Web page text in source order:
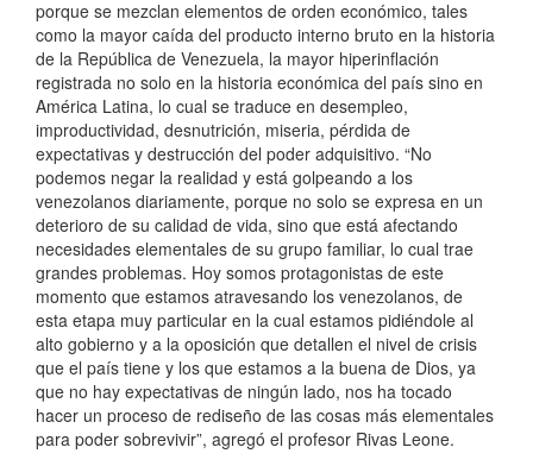
porque se mezclan elementos de orden económico, tales
como la mayor caída del producto interno bruto en la historia
de la República de Venezuela, la mayor hiperinflación
registrada no solo en la historia económica del país sino en
América Latina, lo cual se traduce en desempleo,
improductividad, desnutrición, miseria, pérdida de
expectativas y destrucción del poder adquisitivo. “No
podemos negar la realidad y está golpeando a los
venezolanos diariamente, porque no solo se expresa en un
deterioro de su calidad de vida, sino que está afectando
necesidades elementales de su grupo familiar, lo cual trae
grandes problemas. Hoy somos protagonistas de este
momento que estamos atravesando los venezolanos, de
esta etapa muy particular en la cual estamos pidiéndole al
alto gobierno y a la oposición que detallen el nivel de crisis
que el país tiene y los que estamos a la buena de Dios, ya
que no hay expectativas de ningún lado, nos ha tocado
hacer un proceso de rediseño de las cosas más elementales
para poder sobrevivir”, agregó el profesor Rivas Leone.